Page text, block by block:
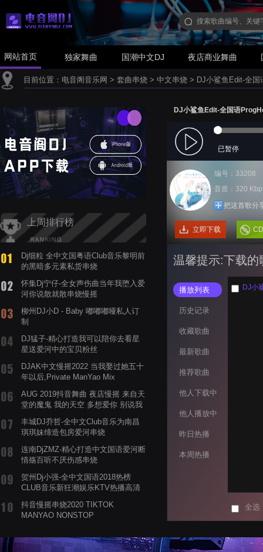
网站首页 独家舞曲 国潮中文DJ 夜店商业舞曲
目前位置： 电音阁音乐网 > 套曲串烧 > 中文串烧 > DJ小鲨鱼Edit-全
上周排行榜
Dj细粒 全中文国粤语Club音乐黎明前
的黑暗多元素私货串烧
怀集Dj宁仔-全女声伤曲当年我堕入爱
河你说散就散串烧慢摇
柳州DJ小D - Baby 嘟嘟嘟哑私人订
制
DJ猛子-精心打造我可以陪你去看星
星送爱河中的宝贝粉丝
DJAK中文慢摇2022 当我娶过她五十
年以后,Private ManYao Mix
AUG 2019抖音舞曲 夜店慢摇 来自天
堂的魔鬼 我的天空 多想爱你 别说我
丰城DJ乔哲-全中文Club音乐为南昌
琪琪妹缔造包房爱河串烧
连南DjZMZ-精心打造中文国语爱河断
情殇百听不厌伤感串烧
贺州Dj小强-全中文国语2018热榜
CLUB音乐新狂潮娱乐KTV热播高清
抖音慢摇串烧2020 TIKTOK
MANYAO NONSTOP
蝉爸爸妈妈爱存在夏天的风是想你的
声音啊
DJ小鲨鱼Edit-全国语
已暂停
编号：33208
音质：320
把这首歌分
立即下载
温馨提示:下载的
播放列表
历史记录
收藏歌曲
最新歌曲
推荐歌曲
他人下载中
他人播放中
昨日热播
本周热播
DJ小
全选